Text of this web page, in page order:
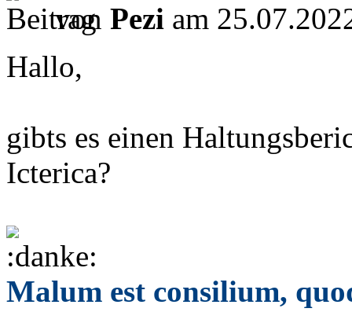
von Pezi am
Hallo,
gibts es einen
Icterica?
Malum est consilium,